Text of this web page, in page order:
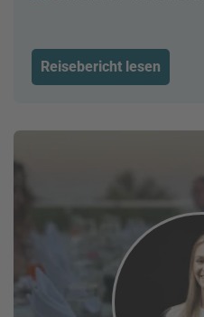
Reisebericht lesen